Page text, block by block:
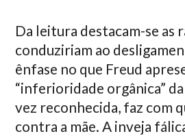
Da leitura destacam-se as
conduziriam ao
ênfase no que Freud
“inferioridade orgânica”
vez reconhecida, faz com
contra a mãe. A inveja